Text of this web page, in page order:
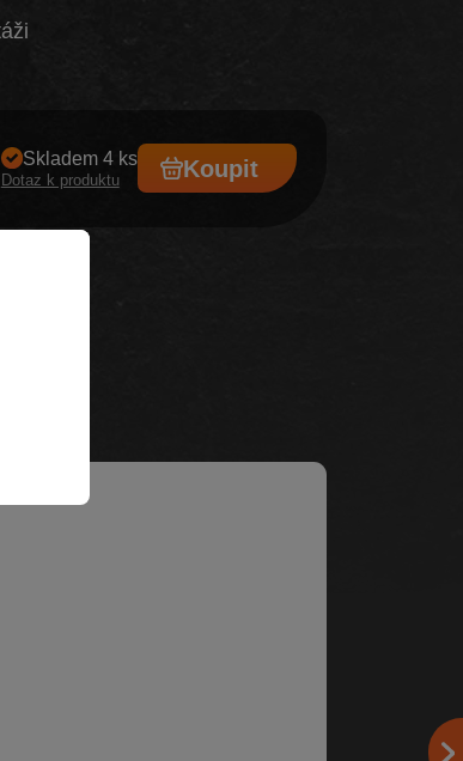
Skladem 4 ks
Dotaz k produktu Koupit